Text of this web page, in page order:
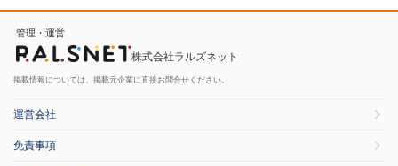
管理・運営
株式会社ラルズネット
掲載情報については、掲載元企業に直接お問合せください。
運営会社
免責事項